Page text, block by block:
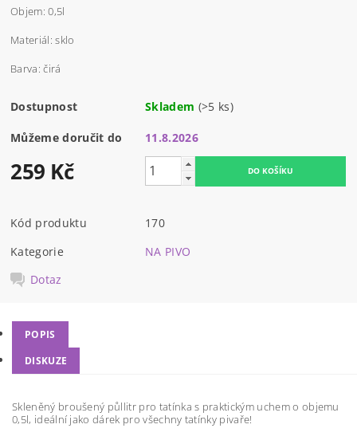
Objem: 0,5l
Materiál: sklo
Barva: čirá
Dostupnost Skladem (>5 ks)
Můžeme doručit do 11.8.2026
259 Kč
Kód produktu
170
Kategorie
NA PIVO
Dotaz
POPIS
DISKUZE
Skleněný broušený půllitr pro tatínka s praktickým uchem o objemu
0,5l, ideální jako dárek pro všechny tatínky pivaře!